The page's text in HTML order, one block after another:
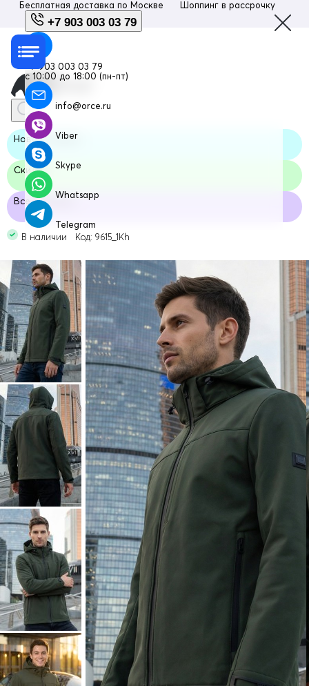
Бесплатная доставка по Москве Шоппинг в рассрочку
+7 903 003 03 79
+7 903 003 03 79
с 10:00 до 18:00 (пн-пт)
info@orce.ru
Viber
Skype
Whatsapp
Telegram
Новая модель
Скидка
Все размеры
В наличии Код: 9615_1Kh